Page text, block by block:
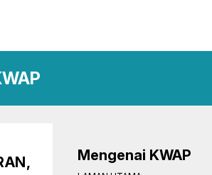
Mengenai KWAP